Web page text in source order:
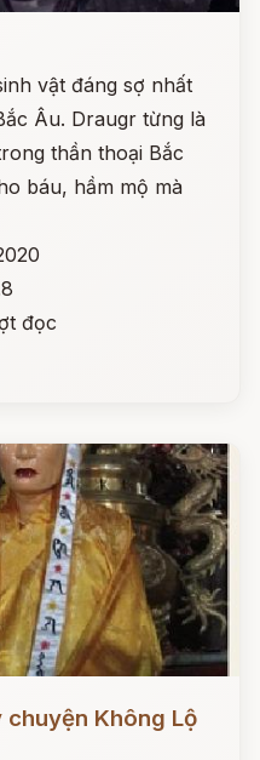
vật đáng sợ nhất
Âu. Draugr từng là
thần thoại Bắc
báu, hầm mộ mà
đọc
Không Lộ